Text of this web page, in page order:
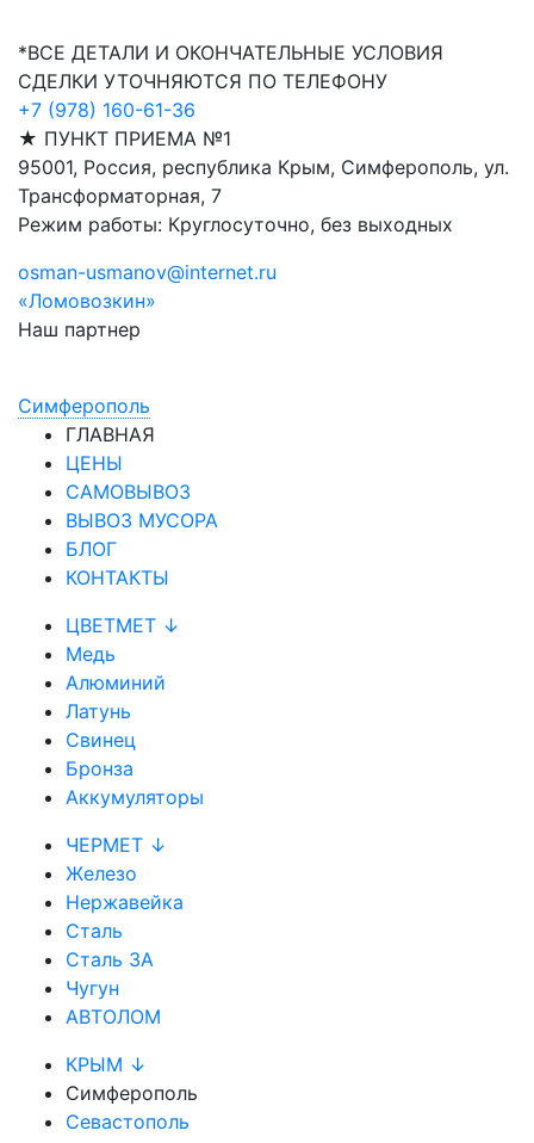
*ВСЕ ДЕТАЛИ И ОКОНЧАТЕЛЬНЫЕ УСЛОВИЯ
СДЕЛКИ УТОЧНЯЮТСЯ ПО ТЕЛЕФОНУ
+7 (978) 160-61-36
★ ПУНКТ ПРИЕМА №1
95001, Россия, республика Крым, Симферополь, ул.
Трансформаторная, 7
Режим работы: Круглосуточно, без выходных
osman-usmanov@internet.ru
«Ломовозкин»
Наш партнер
Симфepoпoль
ГЛАВНАЯ
ЦЕНЫ
САМОВЫВОЗ
ВЫВОЗ МУСОРА
БЛОГ
КОНТАКТЫ
ЦВЕТМЕТ ↓
Медь
Алюминий
Латунь
Свинец
Бронза
Аккумуляторы
ЧЕРМЕТ ↓
Железо
Нержавейка
Сталь
Сталь 3А
Чугун
АВТОЛОМ
КРЫМ ↓
Симферополь
Севастополь